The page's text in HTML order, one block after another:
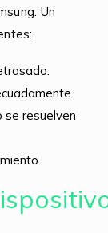
Un
se resuelven